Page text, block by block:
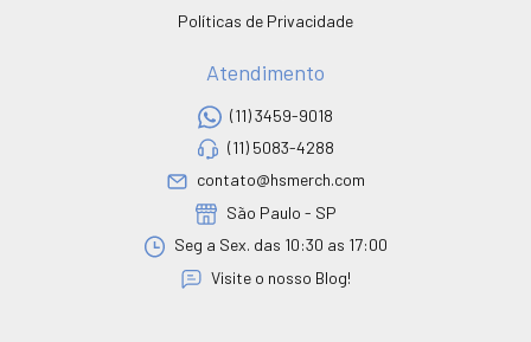
Políticas de Privacidade
Atendimento
(11) 3459-9018
(11) 5083-4288
contato@hsmerch.com
São Paulo - SP
Seg a Sex. das 10:30 as 17:00
Visite o nosso Blog!